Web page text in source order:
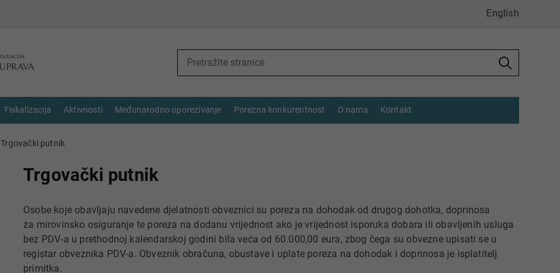
English
Fiskalizacija Aktivnosti Međunarodno oporezivanje Porezna konkurentnost O nama Kontakt
Trgovački putnik
Trgovački putnik
Osobe koje obavljaju navedene djelatnosti obveznici su poreza na dohodak od drugog dohotka, doprinosa
za mirovinsko osiguranje te poreza na dodanu vrijednost ako je vrijednost isporuka dobara ili obavljenih usluga
bez PDV-a u prethodnoj kalendarskoj godini bila veća od 60.000,00 eura, zbog čega su obvezne upisati se u
registar obveznika PDV-a. Obveznik obračuna, obustave i uplate poreza na dohodak ​i doprinosa je isplatitelj
primitka.